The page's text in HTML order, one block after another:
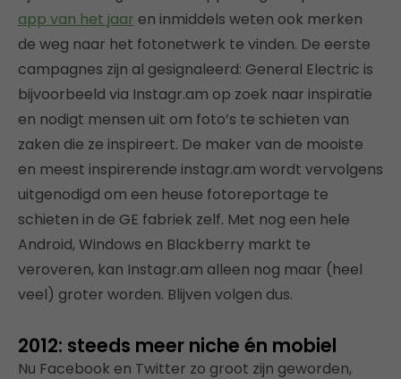
app van het jaar en inmiddels weten ook merken
de weg naar het fotonetwerk te vinden. De eerste
campagnes zijn al gesignaleerd: General Electric is
bijvoorbeeld via Instagr.am op zoek naar inspiratie
en nodigt mensen uit om foto’s te schieten van
zaken die ze inspireert. De maker van de mooiste
en meest inspirerende instagr.am wordt vervolgens
uitgenodigd om een heuse fotoreportage te
schieten in de GE fabriek zelf. Met nog een hele
Android, Windows en Blackberry markt te
veroveren, kan Instagr.am alleen nog maar (heel
veel) groter worden. Blijven volgen dus.
2012: steeds meer niche én mobiel
Nu Facebook en Twitter zo groot zijn geworden,